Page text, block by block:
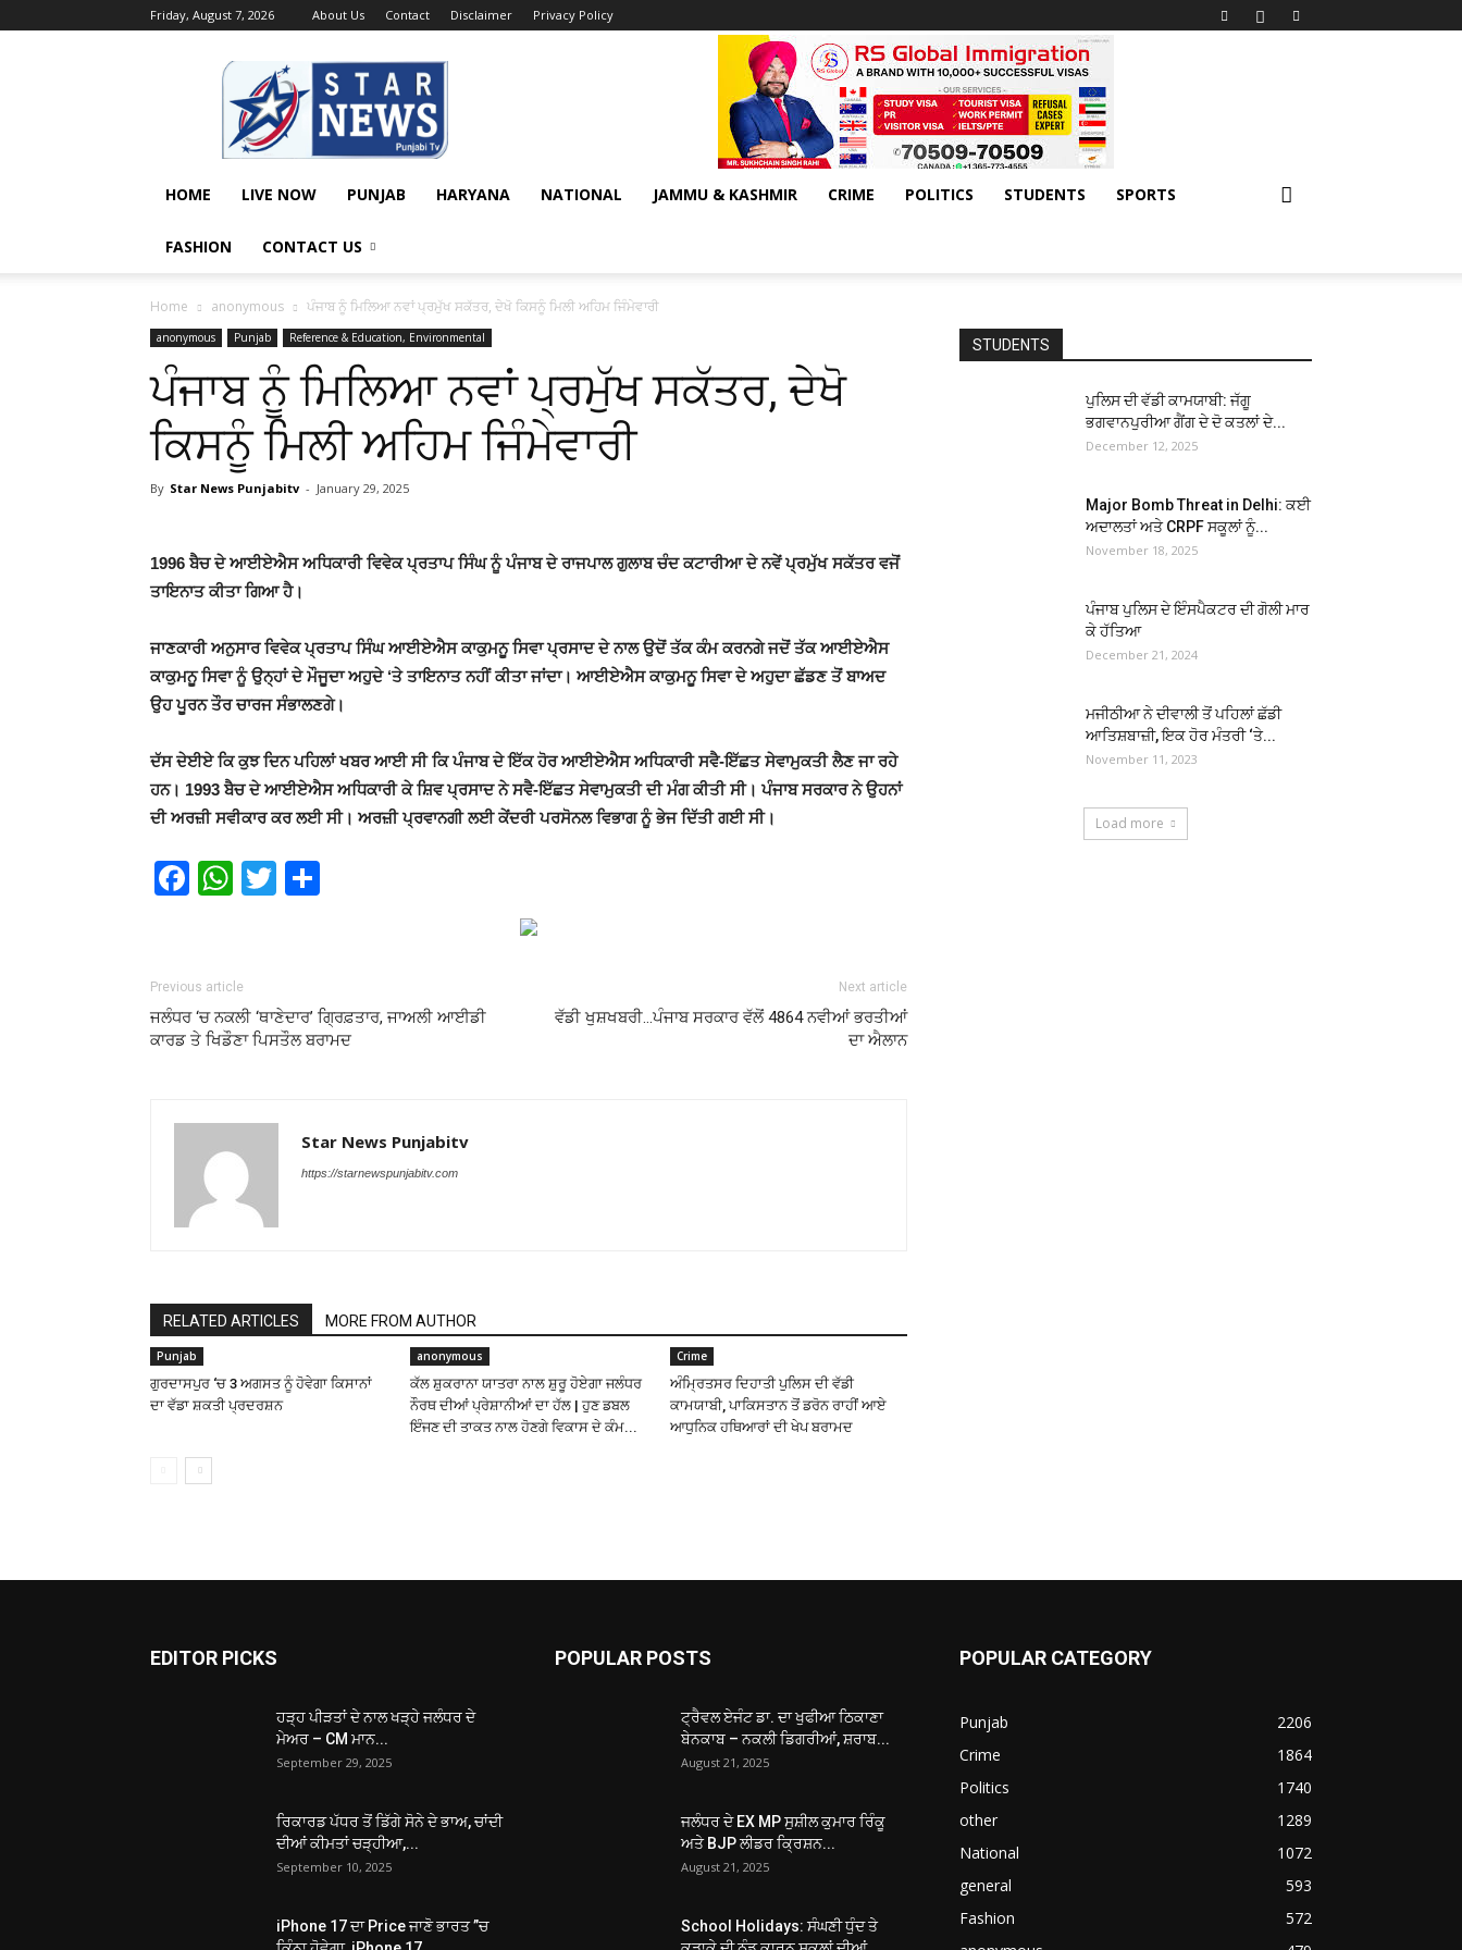
Friday, August 7, 2026 About Us Contact Disclaimer Privacy Policy
Star
News
Punjabi
Tv
&
Star
Paper
HOME LIVE NOW PUNJAB HARYANA NATIONAL JAMMU & KASHMIR CRIME POLITICS STUDENTS SPORTS
FASHION CONTACT US
Home anonymous ਪੰਜਾਬ ਨੂੰ ਮਿਲਿਆ ਨਵਾਂ ਪ੍ਰਮੁੱਖ ਸਕੱਤਰ, ਦੇਖੋ ਕਿਸਨੂੰ ਮਿਲੀ ਅਹਿਮ ਜਿੰਮੇਵਾਰੀ
anonymous Punjab Reference & Education, Environmental
ਪੰਜਾਬ ਨੂੰ ਮਿਲਿਆ ਨਵਾਂ ਪ੍ਰਮੁੱਖ ਸਕੱਤਰ, ਦੇਖੋ
ਕਿਸਨੂੰ ਮਿਲੀ ਅਹਿਮ ਜਿੰਮੇਵਾਰੀ
By Star News Punjabitv - January 29, 2025
1996 ਬੈਚ ਦੇ ਆਈਏਐਸ ਅਧਿਕਾਰੀ ਵਿਵੇਕ ਪ੍ਰਤਾਪ ਸਿੰਘ ਨੂੰ ਪੰਜਾਬ ਦੇ ਰਾਜਪਾਲ ਗੁਲਾਬ ਚੰਦ ਕਟਾਰੀਆ ਦੇ ਨਵੇਂ ਪ੍ਰਮੁੱਖ ਸਕੱਤਰ ਵਜੋਂ
ਤਾਇਨਾਤ ਕੀਤਾ ਗਿਆ ਹੈ।
ਜਾਣਕਾਰੀ ਅਨੁਸਾਰ ਵਿਵੇਕ ਪ੍ਰਤਾਪ ਸਿੰਘ ਆਈਏਐਸ ਕਾਕੁਮਨੂ ਸਿਵਾ ਪ੍ਰਸਾਦ ਦੇ ਨਾਲ ਉਦੋਂ ਤੱਕ ਕੰਮ ਕਰਨਗੇ ਜਦੋਂ ਤੱਕ ਆਈਏਐਸ
ਕਾਕੁਮਨੂ ਸਿਵਾ ਨੂੰ ਉਨ੍ਹਾਂ ਦੇ ਮੌਜੂਦਾ ਅਹੁਦੇ ‘ਤੇ ਤਾਇਨਾਤ ਨਹੀਂ ਕੀਤਾ ਜਾਂਦਾ। ਆਈਏਐਸ ਕਾਕੁਮਨੂ ਸਿਵਾ ਦੇ ਅਹੁਦਾ ਛੱਡਣ ਤੋਂ ਬਾਅਦ
ਉਹ ਪੂਰਨ ਤੌਰ ਚਾਰਜ ਸੰਭਾਲਣਗੇ।
ਦੱਸ ਦੇਈਏ ਕਿ ਕੁਝ ਦਿਨ ਪਹਿਲਾਂ ਖਬਰ ਆਈ ਸੀ ਕਿ ਪੰਜਾਬ ਦੇ ਇੱਕ ਹੋਰ ਆਈਏਐਸ ਅਧਿਕਾਰੀ ਸਵੈ-ਇੱਛਤ ਸੇਵਾਮੁਕਤੀ ਲੈਣ ਜਾ ਰਹੇ
ਹਨ। 1993 ਬੈਚ ਦੇ ਆਈਏਐਸ ਅਧਿਕਾਰੀ ਕੇ ਸ਼ਿਵ ਪ੍ਰਸਾਦ ਨੇ ਸਵੈ-ਇੱਛਤ ਸੇਵਾਮੁਕਤੀ ਦੀ ਮੰਗ ਕੀਤੀ ਸੀ। ਪੰਜਾਬ ਸਰਕਾਰ ਨੇ ਉਹਨਾਂ
ਦੀ ਅਰਜ਼ੀ ਸਵੀਕਾਰ ਕਰ ਲਈ ਸੀ। ਅਰਜ਼ੀ ਪ੍ਰਵਾਨਗੀ ਲਈ ਕੇਂਦਰੀ ਪਰਸੋਨਲ ਵਿਭਾਗ ਨੂੰ ਭੇਜ ਦਿੱਤੀ ਗਈ ਸੀ।
Facebook
WhatsApp
Twitter
Previous article
ਜਲੰਧਰ ‘ਚ ਨਕਲੀ ‘ਥਾਣੇਦਾਰ’ ਗ੍ਰਿਫ਼ਤਾਰ, ਜਾਅਲੀ ਆਈਡੀ
ਕਾਰਡ ਤੇ ਖਿਡੌਣਾ ਪਿਸਤੌਲ ਬਰਾਮਦ
Next article
ਵੱਡੀ ਖੁਸ਼ਖਬਰੀ…ਪੰਜਾਬ ਸਰਕਾਰ ਵੱਲੋਂ 4864 ਨਵੀਆਂ ਭਰਤੀਆਂ
ਦਾ ਐਲਾਨ
Star News Punjabitv
https://starnewspunjabitv.com
RELATED ARTICLES MORE FROM AUTHOR
Punjab
ਗੁਰਦਾਸਪੁਰ ‘ਚ 3 ਅਗਸਤ ਨੂੰ ਹੋਵੇਗਾ ਕਿਸਾਨਾਂ
ਦਾ ਵੱਡਾ ਸ਼ਕਤੀ ਪ੍ਰਦਰਸ਼ਨ
anonymous
ਕੱਲ ਸ਼ੁਕਰਾਨਾ ਯਾਤਰਾ ਨਾਲ ਸ਼ੁਰੂ ਹੋਏਗਾ ਜਲੰਧਰ
ਨੌਰਥ ਦੀਆਂ ਪ੍ਰੇਸ਼ਾਨੀਆਂ ਦਾ ਹੱਲ | ਹੁਣ ਡਬਲ
ਇੰਜਣ ਦੀ ਤਾਕਤ ਨਾਲ ਹੋਣਗੇ ਵਿਕਾਸ ਦੇ ਕੰਮ...
Crime
ਅੰਮ੍ਰਿਤਸਰ ਦਿਹਾਤੀ ਪੁਲਿਸ ਦੀ ਵੱਡੀ
ਕਾਮਯਾਬੀ, ਪਾਕਿਸਤਾਨ ਤੋਂ ਡਰੋਨ ਰਾਹੀਂ ਆਏ
ਆਧੁਨਿਕ ਹਥਿਆਰਾਂ ਦੀ ਖੇਪ ਬਰਾਮਦ
STUDENTS
ਪੁਲਿਸ ਦੀ ਵੱਡੀ ਕਾਮਯਾਬੀ: ਜੱਗੂ
ਭਗਵਾਨਪੁਰੀਆ ਗੈਂਗ ਦੇ ਦੋ ਕਤਲਾਂ ਦੇ...
December 12, 2025
Major Bomb Threat in Delhi: ਕਈ
ਅਦਾਲਤਾਂ ਅਤੇ CRPF ਸਕੂਲਾਂ ਨੂੰ...
November 18, 2025
ਪੰਜਾਬ ਪੁਲਿਸ ਦੇ ਇੰਸਪੈਕਟਰ ਦੀ ਗੋਲੀ ਮਾਰ
ਕੇ ਹੱਤਿਆ
December 21, 2024
ਮਜੀਠੀਆ ਨੇ ਦੀਵਾਲੀ ਤੋਂ ਪਹਿਲਾਂ ਛੱਡੀ
ਆਤਿਸ਼ਬਾਜ਼ੀ, ਇਕ ਹੋਰ ਮੰਤਰੀ ‘ਤੇ...
November 11, 2023
Load more
EDITOR PICKS
ਹੜ੍ਹ ਪੀੜਤਾਂ ਦੇ ਨਾਲ ਖੜ੍ਹੇ ਜਲੰਧਰ ਦੇ
ਮੇਅਰ – CM ਮਾਨ...
September 29, 2025
ਰਿਕਾਰਡ ਪੱਧਰ ਤੋਂ ਡਿੱਗੇ ਸੋਨੇ ਦੇ ਭਾਅ, ਚਾਂਦੀ
ਦੀਆਂ ਕੀਮਤਾਂ ਚੜ੍ਹੀਆ,...
September 10, 2025
iPhone 17 ਦਾ Price ਜਾਣੋ ਭਾਰਤ ”ਚ
POPULAR POSTS
ਟ੍ਰੈਵਲ ਏਜੰਟ ਡਾ. ਦਾ ਖੁਫੀਆ ਠਿਕਾਣਾ
ਬੇਨਕਾਬ – ਨਕਲੀ ਡਿਗਰੀਆਂ, ਸ਼ਰਾਬ...
August 21, 2025
ਜਲੰਧਰ ਦੇ EX MP ਸੁਸ਼ੀਲ ਕੁਮਾਰ ਰਿੰਕੂ
ਅਤੇ BJP ਲੀਡਰ ਕ੍ਰਿਸ਼ਨ...
August 21, 2025
School Holidays: ਸੰਘਣੀ ਧੁੰਦ ਤੇ
POPULAR CATEGORY
Punjab
2206
Crime
1864
Politics
1740
other
1289
National
1072
general
593
Fashion
572